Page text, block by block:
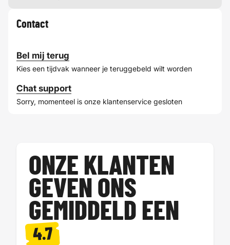
Contact
Bel mij terug
Kies een tijdvak wanneer je teruggebeld wilt worden
Chat support
Sorry, momenteel is onze klantenservice gesloten
ONZE KLANTEN
GEVEN ONS
GEMIDDELD EEN
4.7